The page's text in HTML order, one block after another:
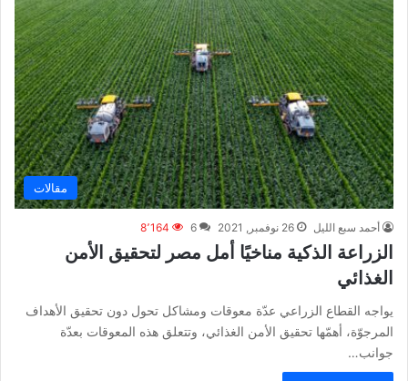
مقالات
أحمد سبع الليل 26 نوفمبر, 2021 6 8٬164
الزراعة الذكية مناخيًا أمل مصر لتحقيق الأمن
الغذائي
يواجه القطاع الزراعي عدّة معوقات ومشاكل تحول دون تحقيق الأهداف
المرجوّة، أهمّها تحقيق الأمن الغذائي، وتتعلق هذه المعوقات بعدّة
جوانب…